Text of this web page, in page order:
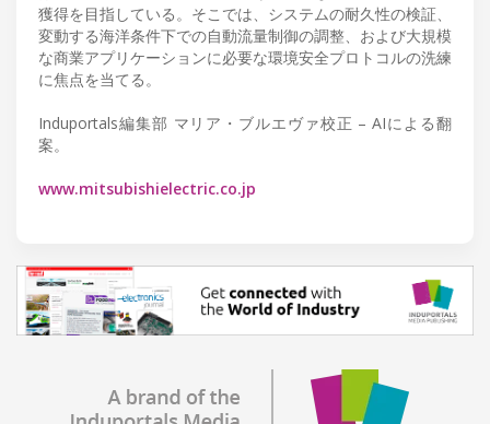
獲得を目指している。そこでは、システムの耐久性の検証、
変動する海洋条件下での自動流量制御の調整、および大規模
な商業アプリケーションに必要な環境安全プロトコルの洗練
に焦点を当てる。
Induportals編集部 マリア・ブルエヴァ校正 – AIによる翻
案。
www.mitsubishielectric.co.jp